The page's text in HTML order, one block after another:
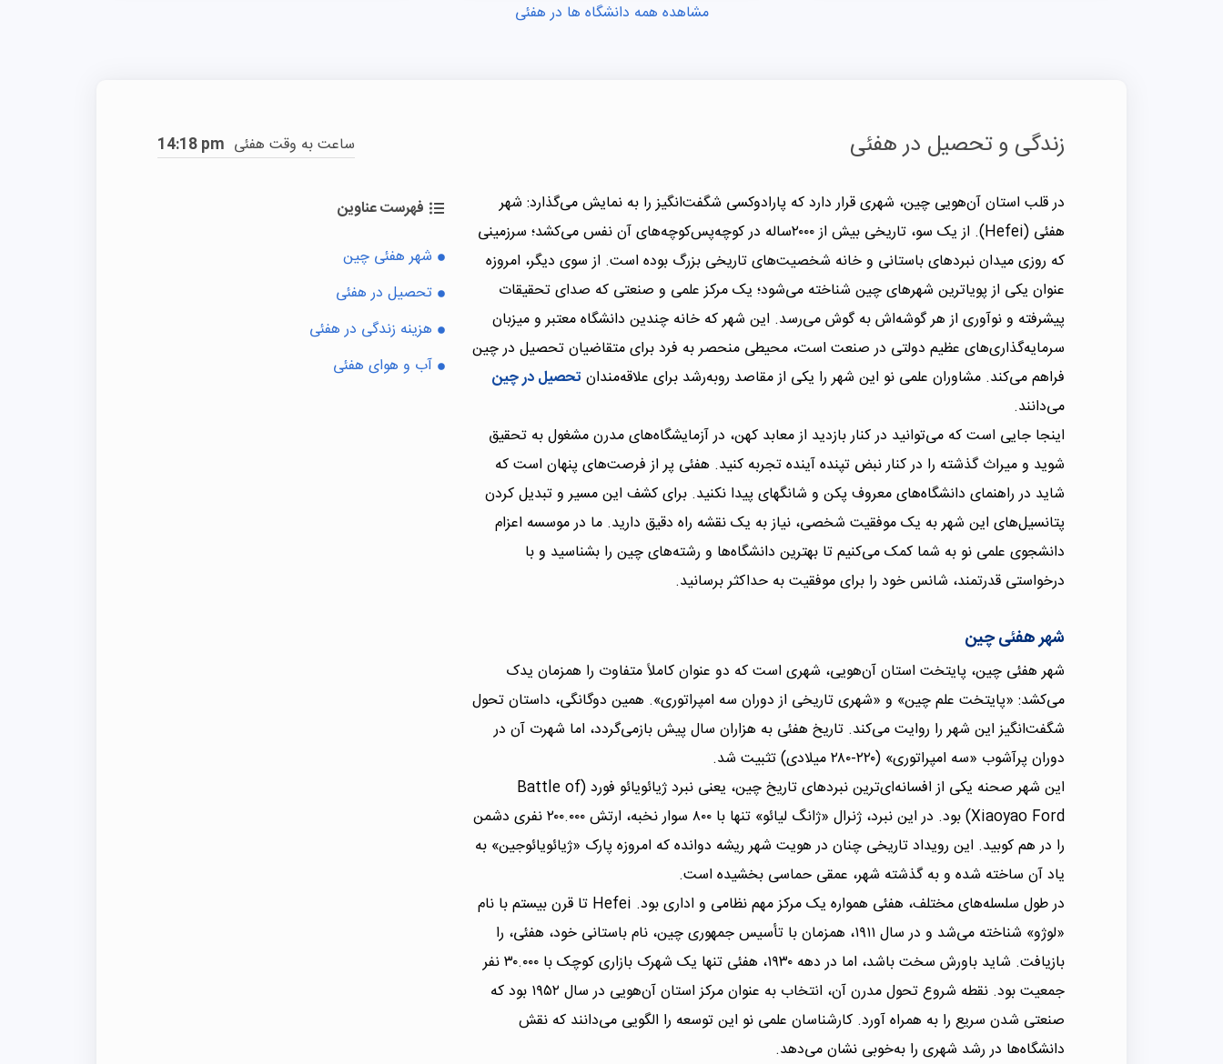
مشاهده همه دانشگاه ها در هفئی
زندگی و تحصیل در هفئی ساعت به وقت هفئی 14:18 pm
فهرست عناوین
شهر هفئی چین
تحصیل در هفئی
هزینه زندگی در هفئی
آب و هوای هفئی
در قلب استان آن‌هویی چین، شهری قرار دارد که پارادوکسی شگفت‌انگیز را به نمایش می‌گذارد: شهر
هفئی (Hefei). از یک سو، تاریخی بیش از ۲۰۰۰ساله در کوچه‌پس‌کوچه‌های آن نفس می‌کشد؛ سرزمینی
که روزی میدان نبردهای باستانی و خانه شخصیت‌های تاریخی بزرگ بوده است. از سوی دیگر، امروزه
عنوان یکی از پویاترین شهرهای چین شناخته می‌شود؛ یک مرکز علمی و صنعتی که صدای تحقیقات
پیشرفته و نوآوری از هر گوشه‌اش به گوش می‌رسد. این شهر که خانه چندین دانشگاه معتبر و میزبان
سرمایه‌گذاری‌های عظیم دولتی در صنعت است، محیطی منحصر به فرد برای متقاضیان تحصیل در چین
فراهم می‌کند. مشاوران علمی نو این شهر را یکی از مقاصد رو‌به‌رشد برای علاقه‌مندان تحصیل در چین
می‌دانند.
اینجا جایی است که می‌توانید در کنار بازدید از معابد کهن، در آزمایشگاه‌های مدرن مشغول به تحقیق
شوید و میراث گذشته را در کنار نبض تپنده آینده تجربه کنید. هفئی پر از فرصت‌های پنهان است که
شاید در راهنمای دانشگاه‌های معروف پکن و شانگهای پیدا نکنید. برای کشف این مسیر و تبدیل کردن
پتانسیل‌های این شهر به یک موفقیت شخصی، نیاز به یک نقشه راه دقیق دارید. ما در موسسه اعزام
دانشجوی علمی نو به شما کمک می‌کنیم تا بهترین دانشگاه‌ها و رشته‌های چین را بشناسید و با
درخواستی قدرتمند، شانس خود را برای موفقیت به حداکثر برسانید.
شهر هفئی چین
شهر هفئی چین، پایتخت استان آن‌هویی، شهری است که دو عنوان کاملاً متفاوت را همزمان یدک
می‌کشد: «پایتخت علم چین» و «شهری تاریخی از دوران سه امپراتوری». همین دوگانگی، داستان تحول
شگفت‌انگیز این شهر را روایت می‌کند. تاریخ هفئی به هزاران سال پیش بازمی‌گردد، اما شهرت آن در
دوران پرآشوب «سه امپراتوری» (۲۲۰-۲۸۰ میلادی) تثبیت شد.
این شهر صحنه یکی از افسانه‌ای‌ترین نبردهای تاریخ چین، یعنی نبرد ژیائویائو فورد (Battle of
Xiaoyao Ford) بود. در این نبرد، ژنرال «ژانگ لیائو» تنها با ۸۰۰ سوار نخبه، ارتش ۲۰۰.۰۰۰ نفری دشمن
را در هم کوبید. این رویداد تاریخی چنان در هویت شهر ریشه دوانده که امروزه پارک «ژیائویائوجین» به
یاد آن ساخته شده و به گذشته شهر، عمقی حماسی بخشیده است.
در طول سلسله‌های مختلف، هفئی همواره یک مرکز مهم نظامی و اداری بود. Hefei تا قرن بیستم با نام
«لوژو» شناخته می‌شد و در سال ۱۹۱۱، همزمان با تأسیس جمهوری چین، نام باستانی خود، هفئی، را
بازیافت. شاید باورش سخت باشد، اما در دهه ۱۹۳۰، هفئی تنها یک شهرک بازاری کوچک با ۳۰.۰۰۰ نفر
جمعیت بود. نقطه شروع تحول مدرن آن، انتخاب به عنوان مرکز استان آن‌هویی در سال ۱۹۵۲ بود که
صنعتی شدن سریع را به همراه آورد. کارشناسان علمی نو این توسعه را الگویی می‌دانند که نقش
دانشگاه‌ها در رشد شهری را به‌خوبی نشان می‌دهد.